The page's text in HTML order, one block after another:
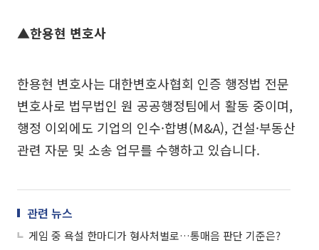
▲한용현 변호사
한용현 변호사는 대한변호사협회 인증 행정법 전문
변호사로 법무법인 원 공공행정팀에서 활동 중이며,
행정 이외에도 기업의 인수·합병(M&A), 건설·부동산
관련 자문 및 소송 업무를 수행하고 있습니다.
관련 뉴스
게임 중 욕설 한마디가 형사처벌로…통매음 판단 기준은?